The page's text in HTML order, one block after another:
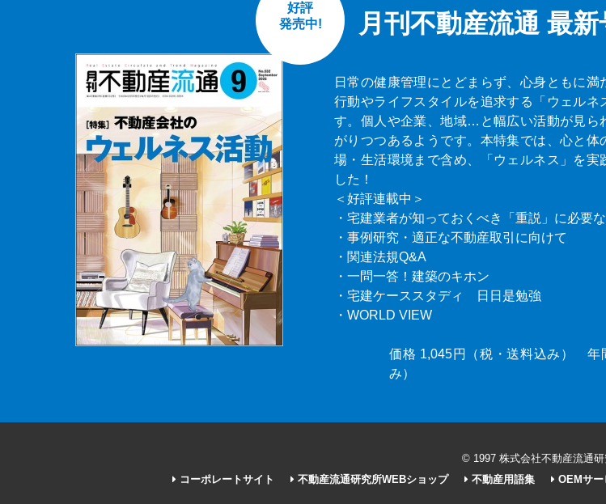
月刊不動産流通 最新
好評
発売中!
日常の健康管理にとどまらず、心身ともに
行動やライフスタイルを追求する「ウェルネ
す。個人や企業、地域…と幅広い活動が見ら
がりつつあるようです。本特集では、心と
場・生活環境まで含め、「ウェルネス」を実
した！
＜好評連載中＞
・宅建業者が知っておくべき「重説」に必要
・事例研究・適正な不動産取引に向けて
・関連法規Q&A
・一問一答！建築のキホン
・宅建ケーススタディ 日日是勉強
・WORLD VIEW
価格 1,045円（税・送料込み） 年
み）
© 1997 株式会社不動産流通
コーポレートサイト
不動産流通研究所WEBショップ 不動産用語集 OEMサー